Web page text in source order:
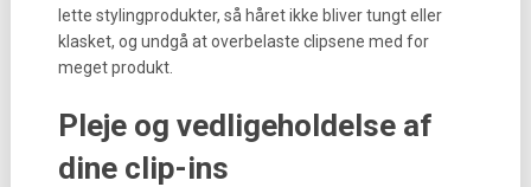
lette stylingprodukter, så håret ikke bliver tungt eller
klasket, og undgå at overbelaste clipsene med for
meget produkt.
Pleje og vedligeholdelse af
dine clip-ins